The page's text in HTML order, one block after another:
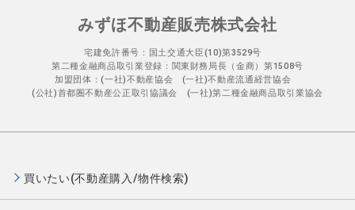
みずほ不動産販売株式会社
宅建免許番号：国土交通大臣(10)第3529号
第二種金融商品取引業登録：関東財務局長（金商）第1508号
加盟団体：(一社)不動産協会 (一社)不動産流通経営協会
(公社)首都圏不動産公正取引協議会 (一社)第二種金融商品取引業協会
買いたい(不動産購入/物件検索)